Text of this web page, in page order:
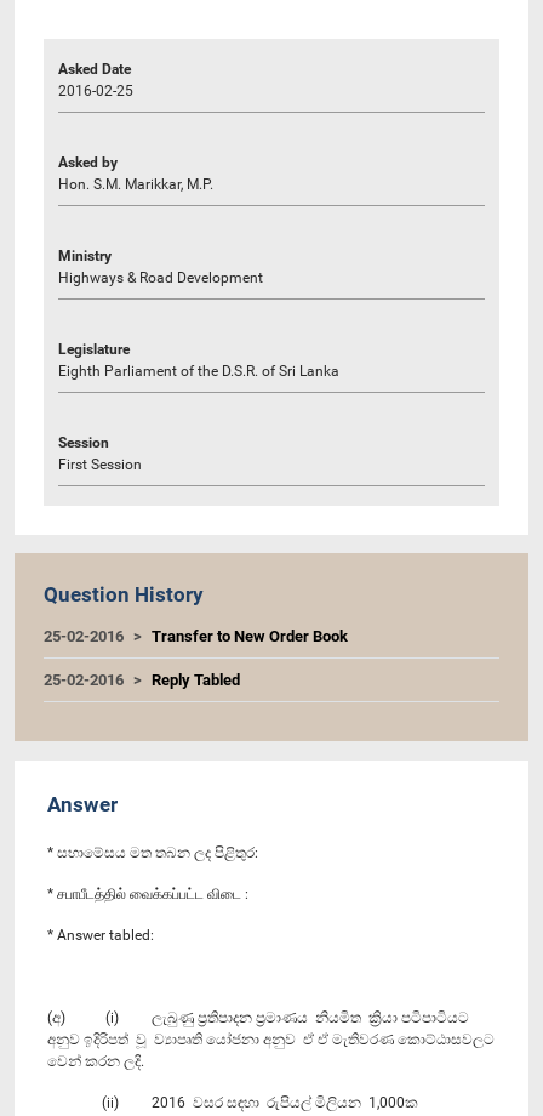
Asked Date
2016-02-25
Asked by
Hon. S.M. Marikkar, M.P.
Ministry
Highways & Road Development
Legislature
Eighth Parliament of the D.S.R. of Sri Lanka
Session
First Session
Question History
25-02-2016 Transfer to New Order Book
25-02-2016 Reply Tabled
Answer
* සභාමේසය මත තබන ලද පිළිතුර:
* சபாபீடத்தில் வைக்கப்பட்ட விடை :
* Answer tabled:
(අ) (i) ලැබුණු ප්‍රතිපාදන ප්‍රමාණය නියමිත ක්‍රියා පටිපා‍ටියට
අනුව ඉදිරිපත් වූ ව්‍යාපෘති යෝජනා අනුව ඒ ඒ මැතිවරණ කොට්ඨාසවලට
වෙන් කරන ලදි.
(ii) 2016 වසර සඳහා රුපියල් මිලියන 1,000ක